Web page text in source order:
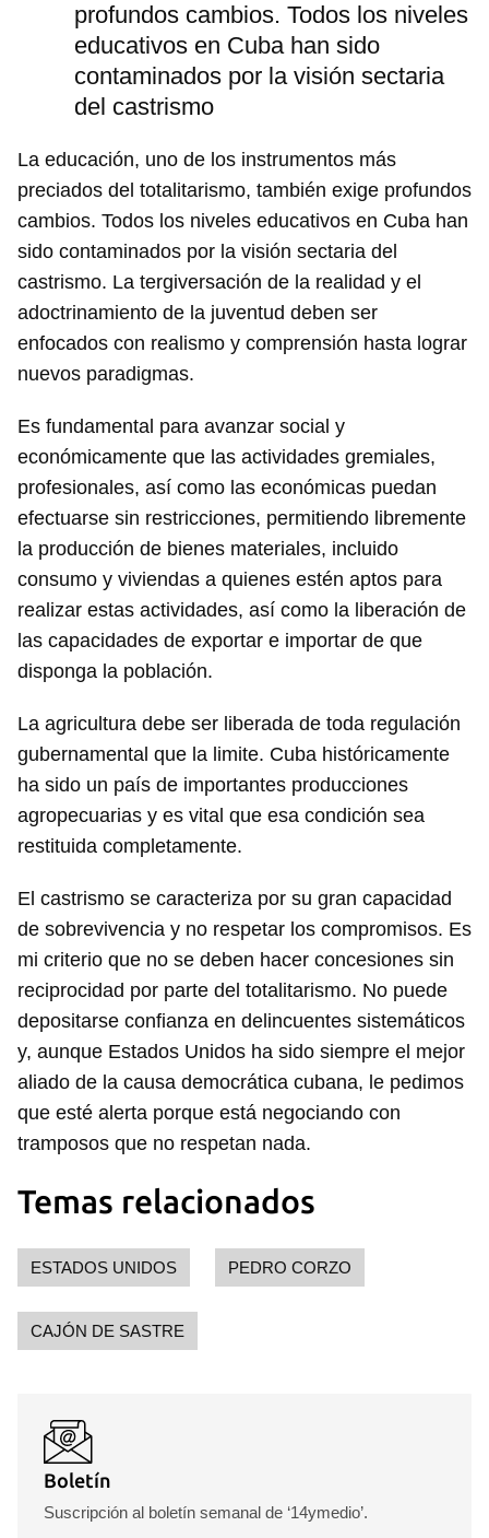
Guardar como favorito
Para poder guardar como favorito, primero has de
iniciar sesión con tu cuenta de 14ymedio.
INICIAR SESIÓN CANCELAR
profundos cambios. Todos los niveles
educativos en Cuba han sido
contaminados por la visión sectaria
del castrismo
La educación, uno de los instrumentos más
preciados del totalitarismo, también exige profundos
cambios. Todos los niveles educativos en Cuba han
sido contaminados por la visión sectaria del
castrismo. La tergiversación de la realidad y el
adoctrinamiento de la juventud deben ser
enfocados con realismo y comprensión hasta lograr
nuevos paradigmas.
Es fundamental para avanzar social y
económicamente que las actividades gremiales,
profesionales, así como las económicas puedan
efectuarse sin restricciones, permitiendo libremente
la producción de bienes materiales, incluido
consumo y viviendas a quienes estén aptos para
realizar estas actividades, así como la liberación de
las capacidades de exportar e importar de que
disponga la población.
La agricultura debe ser liberada de toda regulación
gubernamental que la limite. Cuba históricamente
ha sido un país de importantes producciones
agropecuarias y es vital que esa condición sea
restituida completamente.
El castrismo se caracteriza por su gran capacidad
de sobrevivencia y no respetar los compromisos. Es
mi criterio que no se deben hacer concesiones sin
reciprocidad por parte del totalitarismo. No puede
depositarse confianza en delincuentes sistemáticos
y, aunque Estados Unidos ha sido siempre el mejor
aliado de la causa democrática cubana, le pedimos
que esté alerta porque está negociando con
tramposos que no respetan nada.
Temas relacionados
ESTADOS UNIDOS PEDRO CORZO
CAJÓN DE SASTRE
Boletín
Suscripción al boletín semanal de ‘14ymedio’.